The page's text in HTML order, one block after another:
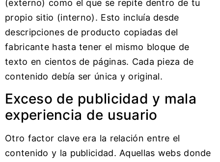
(externo) como el que se repite dentro de tu
propio sitio (interno). Esto incluía desde
descripciones de producto copiadas del
fabricante hasta tener el mismo bloque de
texto en cientos de páginas. Cada pieza de
contenido debía ser única y original.
Exceso de publicidad y mala
experiencia de usuario
Otro factor clave era la relación entre el
contenido y la publicidad. Aquellas webs donde